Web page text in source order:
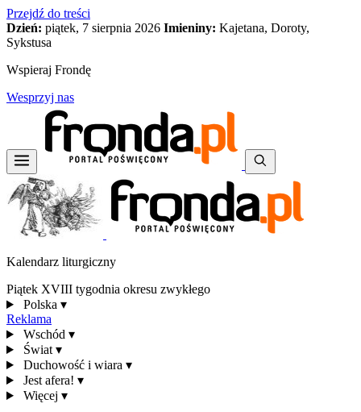
Przejdź do treści
Dzień: piątek, 7 sierpnia 2026 Imieniny: Kajetana, Doroty,
Sykstusa
Wspieraj Frondę
Wesprzyj nas
Kalendarz liturgiczny
Piątek XVIII tygodnia okresu zwykłego
Polska ▾
Reklama
Wschód ▾
Świat ▾
Duchowość i wiara ▾
Jest afera! ▾
Więcej ▾